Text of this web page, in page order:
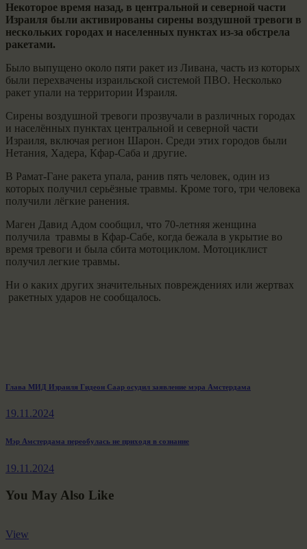
Некоторое время назад, в центральной и северной части
Израиля были активированы сирены воздушной тревоги в
нескольких городах и населенных пунктах из-за обстрела
ракетами.
Было выпущено около пяти ракет из Ливана, часть из которых
были перехвачены израильской системой ПВО. Несколько
ракет упали на территории Израиля.
Сирены воздушной тревоги прозвучали в различных городах
и населённых пунктах центральной и северной части
Израиля, включая регион Шарон. Среди этих городов были
Нетания, Хадера, Кфар-Саба и другие.
В Рамат-Гане ракета упала, ранив пять человек, один из
которых получил серьёзные травмы. Кроме того, три человека
получили лёгкие ранения.
Маген Давид Адом сообщил, что 70-летняя женщина
получила травмы в Кфар-Сабе, когда бежала в укрытие во
время тревоги и была сбита мотоциклом. Мотоциклист
получил легкие травмы.
Ни о каких других значительных повреждениях или жертвах
ракетных ударов не сообщалось.
Навигация
по
Previous
Глава МИД Израиля Гидеон Саар осудил заявление мэра Амстердама
19.11.2024
Next
Мэр Амстердама переобулась не приходя в сознание
19.11.2024
You May Also Like
View